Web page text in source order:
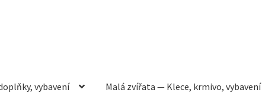
vybavení Malá zvířata — Klece, krmivo, vybavení